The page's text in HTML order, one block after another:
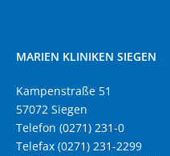
MARIEN KLINIKEN SIEGEN
Kampenstraße 51
57072 Siegen
Telefon (0271) 231-0
Telefax (0271) 231-2299